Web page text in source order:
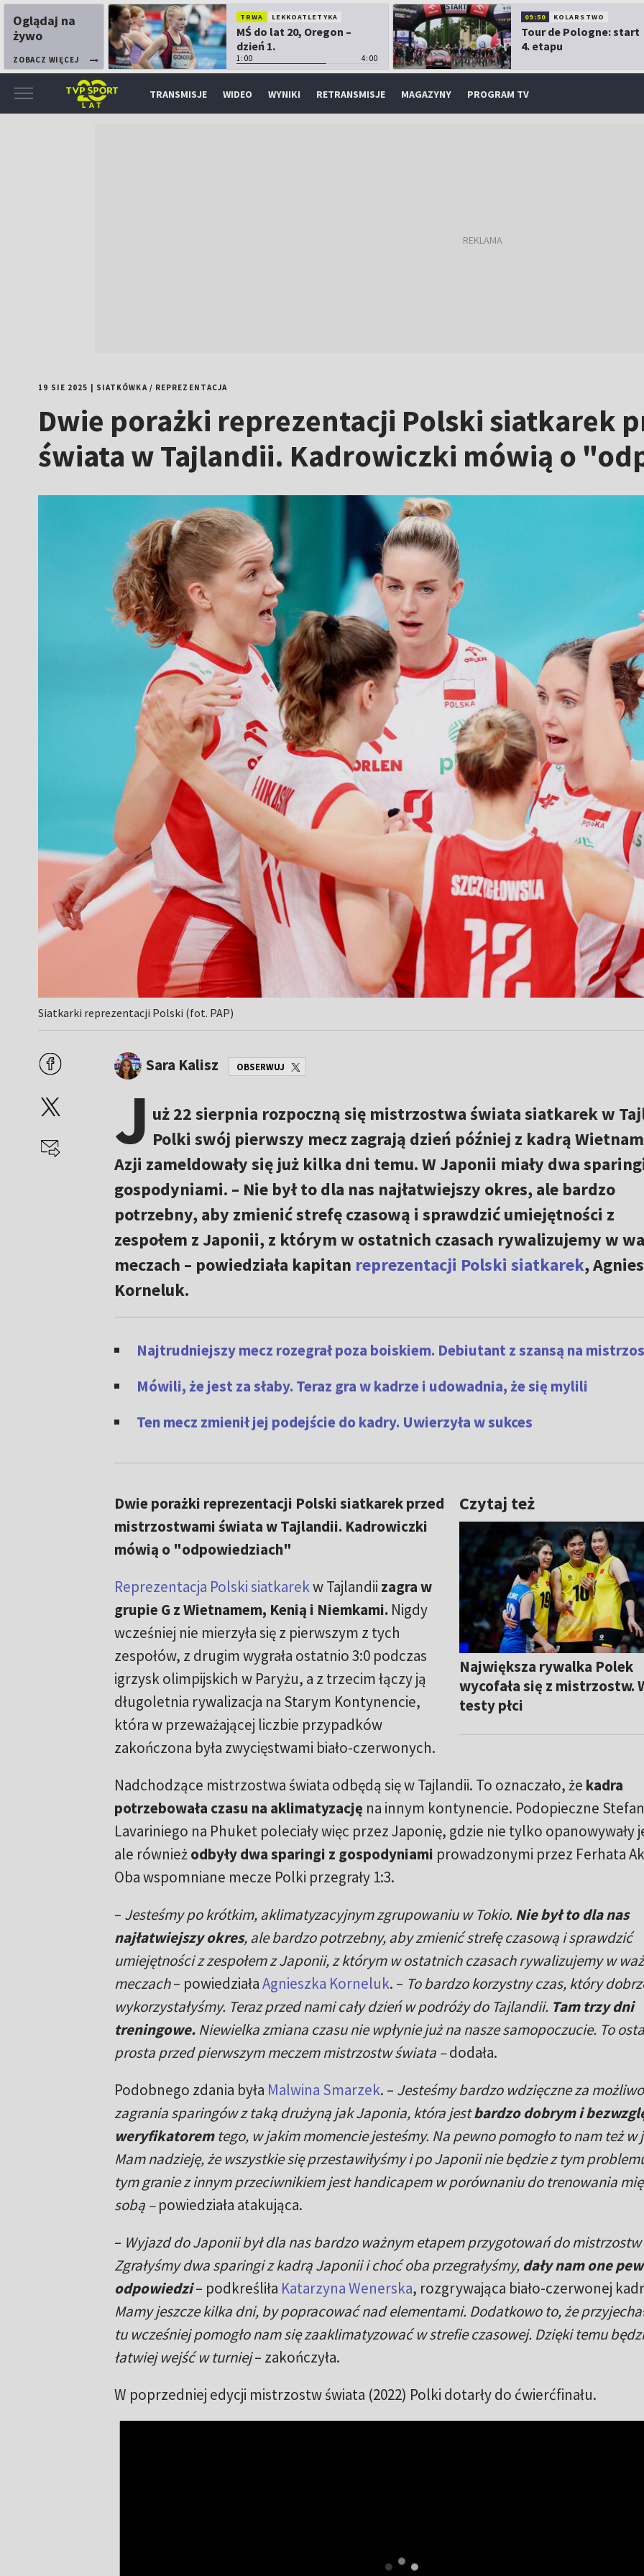
Oglądaj na
żywo
ZOBACZ WIĘCEJ
TRWA LEKKOATLETYKA
MŚ do lat 20, Oregon –
dzień 1.
1:00 4:00
09:50 KOLARSTWO
Tour de Pologne: start
4. etapu
TRANSMISJE WIDEO WYNIKI RETRANSMISJE MAGAZYNY PROGRAM TV
19 SIE 2025 SIATKÓWKA/ REPREZENTACJA
Dwie porażki reprezentacji Polski siatkarek
świata w Tajlandii. Kadrowiczki mówią o
Siatkarki reprezentacji Polski (fot. PAP)
Sara Kalisz OBSERWUJ
J uż 22 sierpnia rozpoczną się mistrzostwa świata siatkarek w
Polki swój pierwszy mecz zagrają dzień później z kadrą
Azji zameldowały się już kilka dni temu. W Japonii miały dwa
gospodyniami. – Nie był to dla nas najłatwiejszy okres, ale bardzo
potrzebny, aby zmienić strefę czasową i sprawdzić umiejętności z
zespołem z Japonii, z którym w ostatnich czasach rywalizujemy w
meczach – powiedziała kapitan reprezentacji Polski siatkarek,
Korneluk.
Najtrudniejszy mecz rozegrał poza boiskiem. Debiutant z szansą na
Mówili, że jest za słaby. Teraz gra w kadrze i udowadnia, że się mylili
Ten mecz zmienił jej podejście do kadry. Uwierzyła w sukces
Czytaj też
Największa rywalka Polek
wycofała się z mistrzostw.
testy płci
Dwie porażki reprezentacji Polski siatkarek przed
mistrzostwami świata w Tajlandii. Kadrowiczki
mówią o "odpowiedziach"
Reprezentacja Polski siatkarekw Tajlandii zagra w
grupie G z Wietnamem, Kenią i Niemkami. Nigdy
wcześniej nie mierzyła się z pierwszym z tych
zespołów, z drugim wygrała ostatnio 3:0 podczas
igrzysk olimpijskich w Paryżu, a z trzecim łączy ją
długoletnia rywalizacja na Starym Kontynencie,
która w przeważającej liczbie przypadków
zakończona była zwycięstwami biało-czerwonych.
Nadchodzące mistrzostwa świata odbędą się w Tajlandii. To oznaczało, że kadra
potrzebowała czasu na aklimatyzację na innym kontynencie. Podopieczne
Lavariniego na Phuket poleciały więc przez Japonię, gdzie nie tylko opanowywały
ale równieżodbyły dwa sparingi z gospodyniami prowadzonymi przez Ferhata
Oba wspomniane mecze Polki przegrały 1:3.
– Jesteśmy po krótkim, aklimatyzacyjnym zgrupowaniu w Tokio. Nie był to dla nas
najłatwiejszy okres, ale bardzo potrzebny, aby zmienić strefę czasową i sprawdzić
umiejętności z zespołem z Japonii, z którym w ostatnich czasach rywalizujemy w
meczach– powiedziałaAgnieszka Korneluk. – To bardzo korzystny czas, który
wykorzystałyśmy. Teraz przed nami cały dzień w podróży do Tajlandii. Tam trzy dni
treningowe. Niewielka zmiana czasu nie wpłynie już na nasze samopoczucie. To
prosta przed pierwszym meczem mistrzostw świata –dodała.
Podobnego zdania była Malwina Smarzek. – Jesteśmy bardzo wdzięczne za
zagrania sparingów z taką drużyną jak Japonia, która jestbardzo dobrym i
weryfikatoremtego, w jakim momencie jesteśmy. Na pewno pomogło to nam też w
Mam nadzieję, że wszystkie się przestawiłyśmy i po Japonii nie będzie z tym
tym granie z innym przeciwnikiem jest handicapem w porównaniu do trenowania
sobą –powiedziała atakująca.
– Wyjazd do Japonii był dla nas bardzo ważnym etapem przygotowań do
Zgrałyśmy dwa sparingi z kadrą Japonii i choć oba przegrałyśmy,dały nam one
odpowiedzi– podkreśliła Katarzyna Wenerska, rozgrywająca biało-czerwonej
Mamy jeszcze kilka dni, by popracować nad elementami. Dodatkowo to, że
tu wcześniej pomogło nam się zaaklimatyzować w strefie czasowej. Dzięki temu
łatwiej wejść w turniej– zakończyła.
W poprzedniej edycji mistrzostw świata (2022) Polki dotarły do ćwierćfinału.